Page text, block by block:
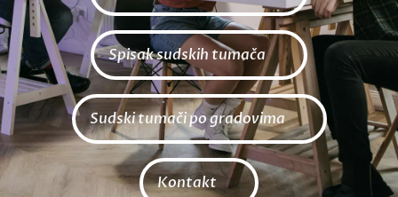
Spisak sudskih tumača
Sudski tumači po gradovima
Kontakt